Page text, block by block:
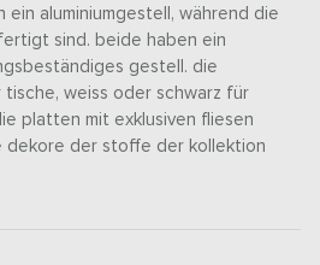
aluminiumgestell, während die
sind. beide haben ein
gestell. die
weiss oder schwarz für
platten mit exklusiven fliesen
dekore der stoffe der kollektion